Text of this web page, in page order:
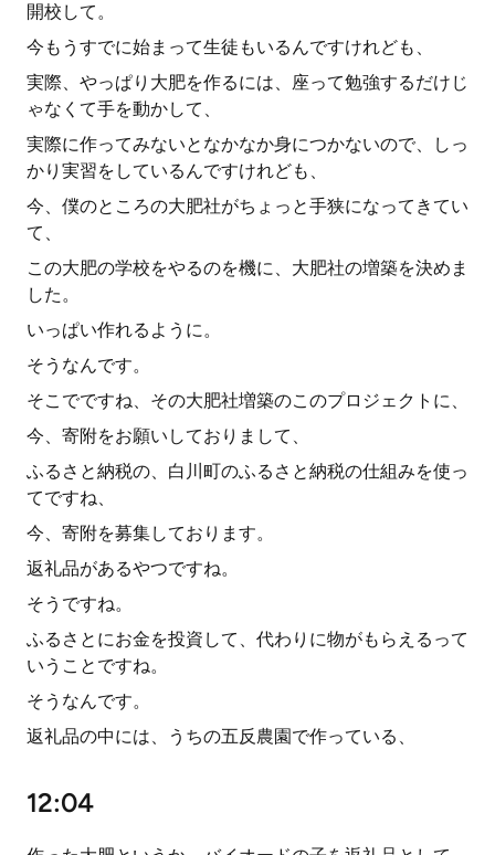
開校して。
今もうすでに始まって生徒もいるんですけれども、
実際、やっぱり大肥を作るには、座って勉強するだけじ
ゃなくて手を動かして、
実際に作ってみないとなかなか身につかないので、しっ
かり実習をしているんですけれども、
今、僕のところの大肥社がちょっと手狭になってきてい
て、
この大肥の学校をやるのを機に、大肥社の増築を決めま
した。
いっぱい作れるように。
そうなんです。
そこでですね、その大肥社増築のこのプロジェクトに、
今、寄附をお願いしておりまして、
ふるさと納税の、白川町のふるさと納税の仕組みを使っ
てですね、
今、寄附を募集しております。
返礼品があるやつですね。
そうですね。
ふるさとにお金を投資して、代わりに物がもらえるって
いうことですね。
そうなんです。
返礼品の中には、うちの五反農園で作っている、
12:04